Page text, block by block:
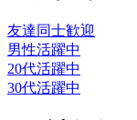
友達同士歓迎
男性活躍中
20代活躍中
30代活躍中